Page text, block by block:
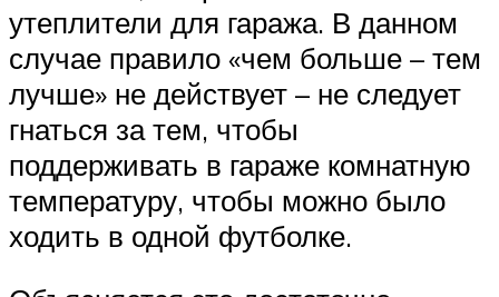
утеплители для гаража. В данном
случае правило «чем больше – тем
лучше» не действует – не следует
гнаться за тем, чтобы
поддерживать в гараже комнатную
температуру, чтобы можно было
ходить в одной футболке.